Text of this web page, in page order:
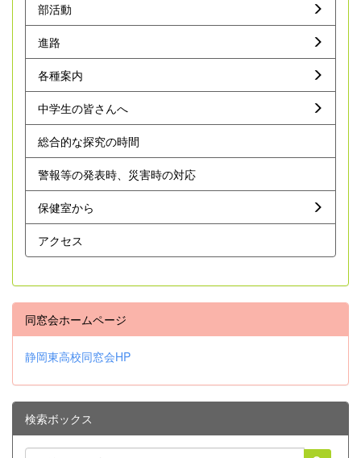
部活動
進路
各種案内
中学生の皆さんへ
総合的な探究の時間
警報等の発表時、災害時の対応
保健室から
アクセス
同窓会ホームページ
静岡東高校同窓会HP
検索ボックス